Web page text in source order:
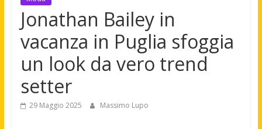
Jonathan Bailey in
vacanza in Puglia sfoggia
un look da vero trend
setter
29 Maggio 2025 Massimo Lupo